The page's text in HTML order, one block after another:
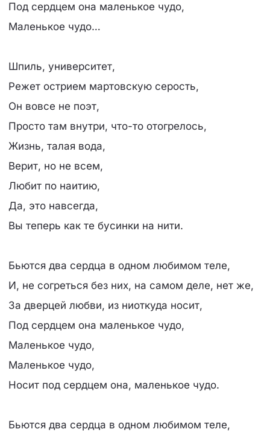
Под сердцем она маленькое чудо,
Маленькое чудо…
Шпиль, университет,
Режет острием мартовскую серость,
Он вовсе не поэт,
Просто там внутри, что-то отогрелось,
Жизнь, талая вода,
Верит, но не всем,
Любит по наитию,
Да, это навсегда,
Вы теперь как те бусинки на нити.
Бьются два сердца в одном любимом теле,
И, не согреться без них, на самом деле, нет же,
За дверцей любви, из ниоткуда носит,
Под сердцем она маленькое чудо,
Маленькое чудо,
Маленькое чудо,
Носит под сердцем она, маленькое чудо.
Бьются два сердца в одном любимом теле,